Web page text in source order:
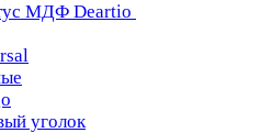
МДФ Deartio
уголок